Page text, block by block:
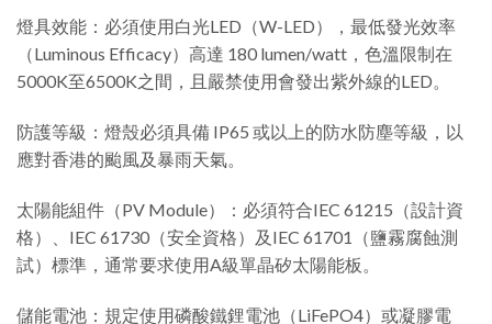
燈具效能：必須使用白光LED（W-LED），最低發光效率
（Luminous Efficacy）高達 180 lumen/watt，色溫限制在
5000K至6500K之間，且嚴禁使用會發出紫外線的LED。
防護等級：燈殼必須具備 IP65 或以上的防水防塵等級，以
應對香港的颱風及暴雨天氣。
太陽能組件（PV Module）：必須符合IEC 61215（設計資
格）、IEC 61730（安全資格）及IEC 61701（鹽霧腐蝕測
試）標準，通常要求使用A級單晶矽太陽能板。
儲能電池：規定使用磷酸鐵鋰電池（LiFePO4）或凝膠電